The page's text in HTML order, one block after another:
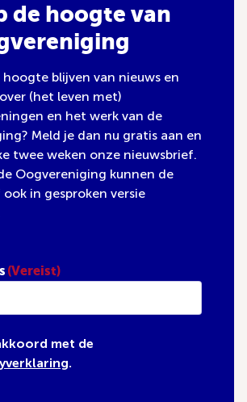
de hoogte van
hoogte blijven van nieuws en
(het leven met)
en het werk van de
Meld je dan nu gratis aan en
twee weken onze nieuwsbrief.
Oogvereniging kunnen de
in gesproken versie
(Vereist)
met de
.